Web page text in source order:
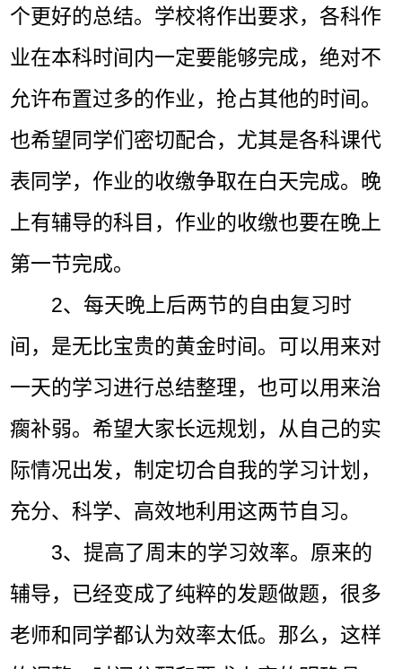
个更好的总结。学校将作出要求，各科作
业在本科时间内一定要能够完成，绝对不
允许布置过多的作业，抢占其他的时间。
也希望同学们密切配合，尤其是各科课代
表同学，作业的收缴争取在白天完成。晚
上有辅导的科目，作业的收缴也要在晚上
第一节完成。
2、每天晚上后两节的自由复习时
间，是无比宝贵的黄金时间。可以用来对
一天的学习进行总结整理，也可以用来治
瘸补弱。希望大家长远规划，从自己的实
际情况出发，制定切合自我的学习计划，
充分、科学、高效地利用这两节自习。
3、提高了周末的学习效率。原来的
辅导，已经变成了纯粹的发题做题，很多
老师和同学都认为效率太低。那么，这样